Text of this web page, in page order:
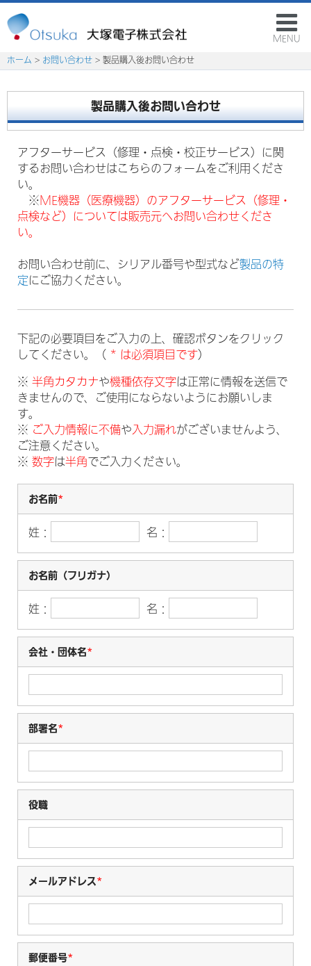
MENU
ホーム > お問い合わせ > 製品購入後お問い合わせ
製品購入後お問い合わせ
アフターサービス（修理・点検・校正サービス）に関
するお問い合わせはこちらのフォームをご利用くださ
い。
※ME機器（医療機器）のアフターサービス（修理・
点検など）については販売元へお問い合わせくださ
い。
お問い合わせ前に、シリアル番号や型式など製品の特
定にご協力ください。
下記の必要項目をご入力の上、確認ボタンをクリック
してください。（ * は必須項目です）
※ 半角カタカナや機種依存文字は正常に情報を送信で
きませんので、ご使用にならないようにお願いしま
す。
※ ご入力情報に不備や入力漏れがございませんよう、
ご注意ください。
※ 数字は半角でご入力ください。
お名前*
姓： 名：
お名前（フリガナ）
姓： 名：
会社・団体名*
部署名*
役職
メールアドレス*
郵便番号*